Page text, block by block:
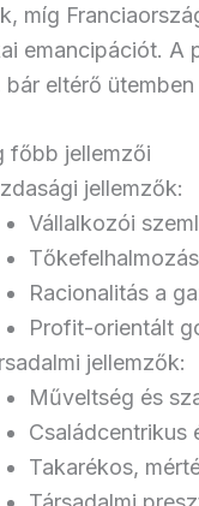
míg
emancipációt. A
eltérő ütemben
főbb jellemzői
jellemzők:
Vállalkozói
Racionalitás a
Profit-orientált
jellemzők:
Műveltség és
Családcentrikus
Takarékos,